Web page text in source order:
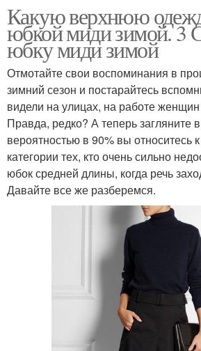
Какую верхнюю
юбкой миди зимой. 3
юбку миди зимой
Отмотайте свои воспоминания в
зимний сезон и постарайтесь
видели на улицах, на работе
Правда, редко? А теперь
вероятностью в 90% вы относитесь
категории тех, кто очень сильно
юбок средней длины, когда речь
Давайте все же разберемся.